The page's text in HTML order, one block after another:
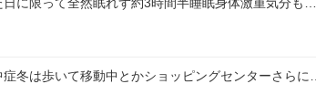
冬は歩いて移動中とかショッピングセンターさらに…